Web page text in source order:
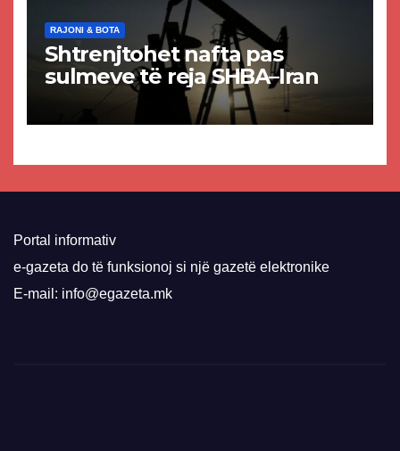
RAJONI & BOTA
Shtrenjtohet nafta pas
sulmeve të reja SHBA–Iran
Portal informativ
e-gazeta do të funksionoj si një gazetë elektronike
E-mail: info@egazeta.mk